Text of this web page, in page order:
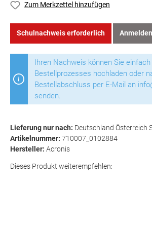
Zum Merkzettel hinzufügen
Schulnachweis erforderlich Anmelden
Ihren Nachweis können Sie
Bestellprozesses hochladen oder
Bestellabschluss per E-Mail an
senden.
Lieferung nur nach: Deutschland Österreich
Artikelnummer: 710007_0102884
Hersteller: Acronis
Dieses Produkt weiterempfehlen: